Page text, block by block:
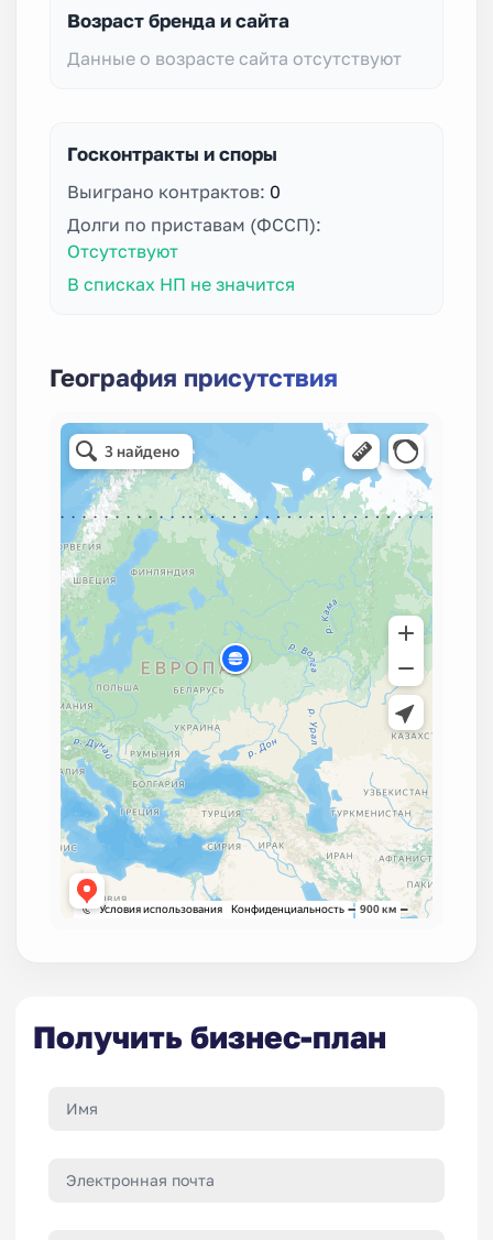
Возраст бренда и сайта
Данные о возрасте сайта отсутствуют
Госконтракты и споры
Выиграно контрактов: 0
Долги по приставам (ФССП):
Отсутствуют
В списках НП не значится
География присутствия
Получить бизнес-план